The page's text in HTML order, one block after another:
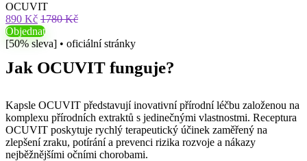
OCUVIT
890 Kč 1780 Kč
Objednat
[50% sleva] • oficiální stránky
Jak OCUVIT funguje?
Kapsle OCUVIT představují inovativní přírodní léčbu založenou na
komplexu přírodních extraktů s jedinečnými vlastnostmi. Receptura
OCUVIT poskytuje rychlý terapeutický účinek zaměřený na
zlepšení zraku, potírání a prevenci rizika rozvoje a nákazy
nejběžnějšími očními chorobami.